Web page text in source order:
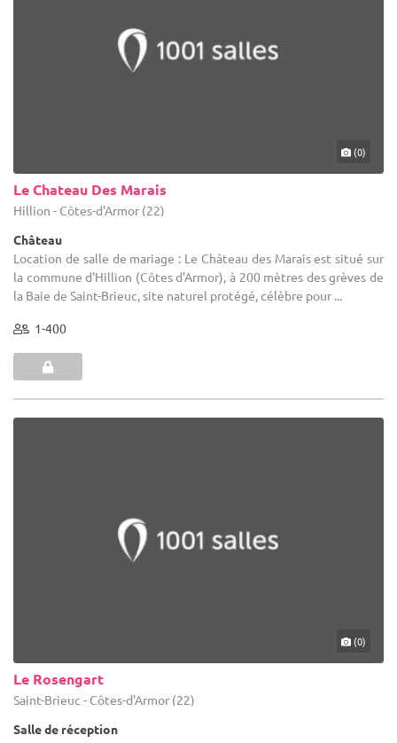
(0)
Le Chateau Des Marais
Hillion - Côtes-d'Armor (22)
Château
Location de salle de mariage : Le Château des Marais est situé sur
la commune d'Hillion (Côtes d'Armor), à 200 mètres des grèves de
la Baie de Saint-Brieuc, site naturel protégé, célèbre pour ...
1-400
(0)
Le Rosengart
Saint-Brieuc - Côtes-d'Armor (22)
Salle de réception